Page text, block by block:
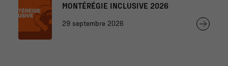
MONTÉRÉGIE INCLUSIVE 2026
29 septembre 2026